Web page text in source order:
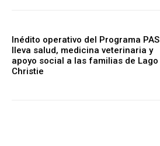
Inédito operativo del Programa PAS
lleva salud, medicina veterinaria y
apoyo social a las familias de Lago
Christie